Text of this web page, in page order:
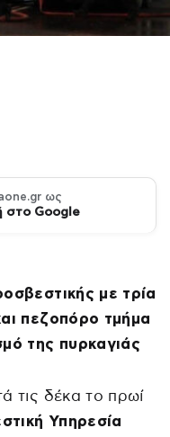
ως
στο Google
με τρία
πεζοπόρο τμήμα
της πυρκαγιάς
τις δέκα το πρωί
Υπηρεσία